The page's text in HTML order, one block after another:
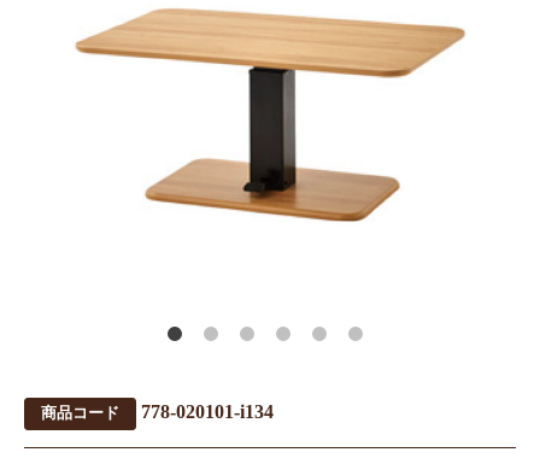
商品コード 778-020101-i134